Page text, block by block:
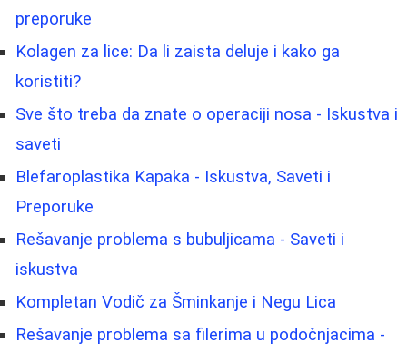
preporuke
Kolagen za lice: Da li zaista deluje i kako ga
koristiti?
Sve što treba da znate o operaciji nosa - Iskustva i
saveti
Blefaroplastika Kapaka - Iskustva, Saveti i
Preporuke
Rešavanje problema s bubuljicama - Saveti i
iskustva
Kompletan Vodič za Šminkanje i Negu Lica
Rešavanje problema sa filerima u podočnjacima -